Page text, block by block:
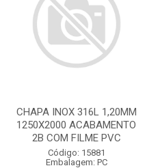
CHAPA INOX 316L 1,20MM
1250X2000 ACABAMENTO
2B COM FILME PVC
Código: 15881
Embalagem: PC